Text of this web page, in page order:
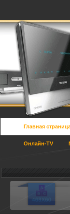
Главная
Онлайн-TV